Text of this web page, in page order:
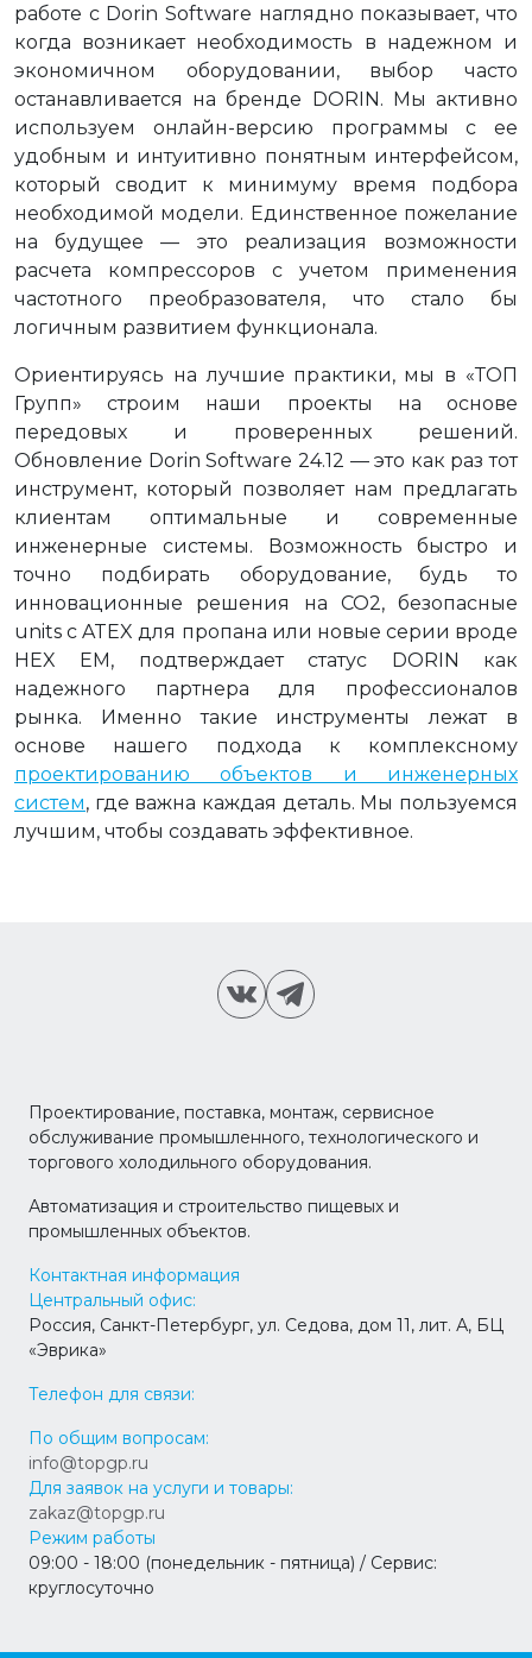
работе с Dorin Software наглядно показывает, что
когда возникает необходимость в надежном и
экономичном оборудовании, выбор часто
останавливается на бренде DORIN. Мы активно
используем онлайн-версию программы с ее
удобным и интуитивно понятным интерфейсом,
который сводит к минимуму время подбора
необходимой модели. Единственное пожелание
на будущее — это реализация возможности
расчета компрессоров с учетом применения
частотного преобразователя, что стало бы
логичным развитием функционала.
Ориентируясь на лучшие практики, мы в «ТОП
Групп» строим наши проекты на основе
передовых и проверенных решений.
Обновление Dorin Software 24.12 — это как раз тот
инструмент, который позволяет нам предлагать
клиентам оптимальные и современные
инженерные системы. Возможность быстро и
точно подбирать оборудование, будь то
инновационные решения на СО2, безопасные
units с ATEX для пропана или новые серии вроде
HEX EM, подтверждает статус DORIN как
надежного партнера для профессионалов
рынка. Именно такие инструменты лежат в
основе нашего подхода к комплексному
проектированию объектов и инженерных
систем, где важна каждая деталь. Мы пользуемся
лучшим, чтобы создавать эффективное.
Проектирование, поставка, монтаж, сервисное
обслуживание промышленного, технологического и
торгового холодильного оборудования.
Автоматизация и строительство пищевых и
промышленных объектов.
Контактная информация
Центральный офис:
Россия, Санкт-Петербург, ул. Седова, дом 11, лит. А, БЦ
«Эврика»
Телефон для связи:
По общим вопросам:
info@topgp.ru
Для заявок на услуги и товары:
zakaz@topgp.ru
Режим работы
09:00 - 18:00 (понедельник - пятница) / Сервис:
круглосуточно